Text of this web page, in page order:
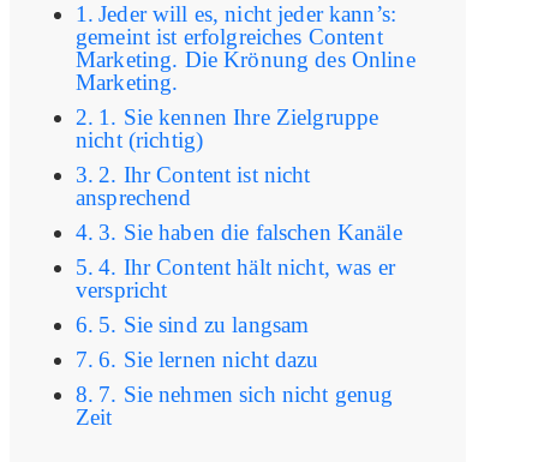
Jeder will es, nicht jeder kann’s:
gemeint ist erfolgreiches Content
Marketing. Die Krönung des Online
Marketing.
1. Sie kennen Ihre Zielgruppe
nicht (richtig)
2. Ihr Content ist nicht
ansprechend
3. Sie haben die falschen Kanäle
4. Ihr Content hält nicht, was er
verspricht
5. Sie sind zu langsam
6. Sie lernen nicht dazu
7. Sie nehmen sich nicht genug
Zeit